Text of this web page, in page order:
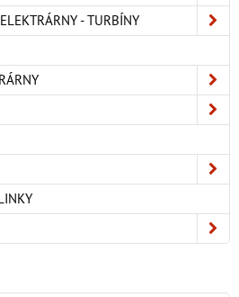
- TURBÍNY